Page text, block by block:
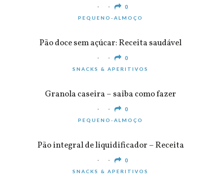
0
PEQUENO-ALMOÇO
Pão doce sem açúcar: Receita saudável
0
SNACKS & APERITIVOS
Granola caseira – saiba como fazer
0
PEQUENO-ALMOÇO
Pão integral de liquidificador – Receita
0
SNACKS & APERITIVOS